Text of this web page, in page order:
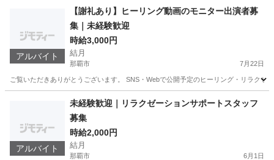
アルバイト
【謝礼あり】ヒーリング動画のモニター出演者募
集｜未経験歓迎
時給3,000円
結月
那覇市 7月22日
ご覧いただきありがとうございます。 SNS・Webで公開予定のヒーリング・リラク
美容 ヒーリング
アルバイト
未経験歓迎｜リラクゼーションサポートスタッフ
募集
時給2,000円
結月
那覇市 6月1日